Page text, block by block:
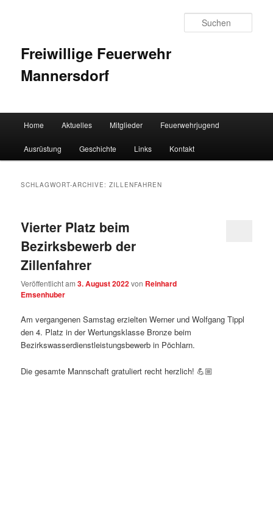
Freiwillige Feuerwehr
Mannersdorf
Zum Inhalt wechseln
Zum sekundären Inhalt wechseln
Home Aktuelles Mitglieder Feuerwehrjugend
Ausrüstung Geschichte Links Kontakt
SCHLAGWORT-ARCHIVE:ZILLENFAHREN
Vierter Platz beim
Bezirksbewerb der
Zillenfahrer
Veröffentlicht am3. August 2022von Reinhard
Emsenhuber
Am vergangenen Samstag erzielten Werner und Wolfgang Tippl
den 4. Platz in der Wertungsklasse Bronze beim
Bezirkswasserdienstleistungsbewerb in Pöchlarn.
Die gesamte Mannschaft gratuliert recht herzlich! 💪🏼